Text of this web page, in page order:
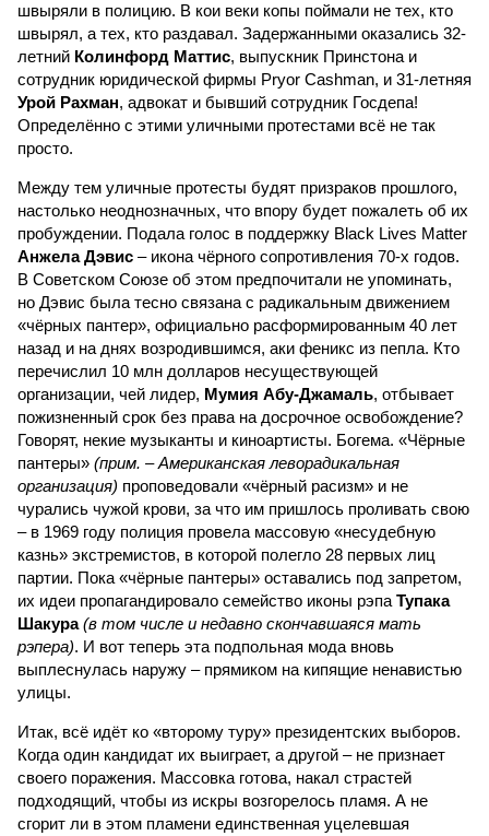
швыряли в полицию. В кои веки копы поймали не тех, кто
швырял, а тех, кто раздавал. Задержанными оказались 32-
летний Колинфорд Маттис, выпускник Принстона и
сотрудник юридической фирмы Pryor Cashman, и 31-летняя
Урой Рахман, адвокат и бывший сотрудник Госдепа!
Определённо с этими уличными протестами всё не так
просто.
Между тем уличные протесты будят призраков прошлого,
настолько неоднозначных, что впору будет пожалеть об их
пробуждении. Подала голос в поддержку Black Lives Matter
Анжела Дэвис – икона чёрного сопротивления 70-х годов.
В Советском Союзе об этом предпочитали не упоминать,
но Дэвис была тесно связана с радикальным движением
«чёрных пантер», официально расформированным 40 лет
назад и на днях возродившимся, аки феникс из пепла. Кто
перечислил 10 млн долларов несуществующей
организации, чей лидер, Мумия Абу-Джамаль, отбывает
пожизненный срок без права на досрочное освобождение?
Говорят, некие музыканты и киноартисты. Богема. «Чёрные
пантеры» (прим. – Американская леворадикальная
организация) проповедовали «чёрный расизм» и не
чурались чужой крови, за что им пришлось проливать свою
– в 1969 году полиция провела массовую «несудебную
казнь» экстремистов, в которой полегло 28 первых лиц
партии. Пока «чёрные пантеры» оставались под запретом,
их идеи пропагандировало семейство иконы рэпа Тупака
Шакура (в том числе и недавно скончавшаяся мать
рэпера). И вот теперь эта подпольная мода вновь
выплеснулась наружу – прямиком на кипящие ненавистью
улицы.
Итак, всё идёт ко «второму туру» президентских выборов.
Когда один кандидат их выиграет, а другой – не признает
своего поражения. Массовка готова, накал страстей
подходящий, чтобы из искры возгорелось пламя. А не
сгорит ли в этом пламени единственная уцелевшая